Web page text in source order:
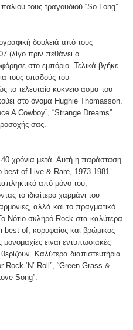
τους τραγουδιού “So Long”.
δουλειά από τους
(λίγο πριν πεθάνει ο
στο εμπόριο. Τελικά βγήκε
τους οπαδούς του
το τελευταίο κύκνειο άσμα του
στο όνομα Hughie Thomasson.
A Cowboy”, “Strange Dreams”
σας.
χρόνια μετά. Αυτή η παράσταση
best of Live & Rare, 1973-1981
από μόνο του,
το ιδιαίτερο χαρμάνι του
αλλά και το πραγματικό
Νότιο σκληρό Rock στα καλύτερα
best of, κορυφαίος και βρώμικος
μονομαχίες είναι εντυπωσιακές
Καλύτερα διαπιστευτήρια
‘N’ Roll”, “Green Grass &
Song”.